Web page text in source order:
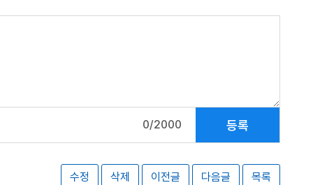
0/2000 등록
수정 삭제 이전글 다음글 목록